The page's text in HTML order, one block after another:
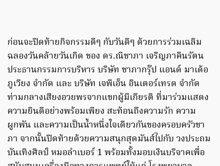
ก่อนจะปิดท้ายกิจกรรมดีๆ กับวันดีๆ ด้วยการร่วมเฉลิม
ฉลองวันคล้ายวันเกิด ของ ดร.ณิชาภา เจริญภาคินรัตน
ประธานกรรมการบริหาร บริษัท ชาภากรุ๊ป แอนด์ มาเด้อ
ภูเวียง จำกัด และ บริษัท เจพีเอ็น อินเตอร์เทรด จำกัด
ท่ามกลางเสียงอวยพรจากแขกผู้มีเกียรติ ที่มาร่วมแสดง
ความยินดีอย่างพร้อมเพียง สะท้อนถึงความรัก ความ
ผูกพัน และความเป็นน้ำหนึ่งใจเดียวกันของครอบครัวชา
ภา จากนั้นปิดท้ายด้วยความสนุกสุดมันส์ไปกับ วงประถม
บันเทิงศิลป์ หมอลำเบอร์ 1 พร้อมทั้งมอบเงินบริจาคเพื่อ